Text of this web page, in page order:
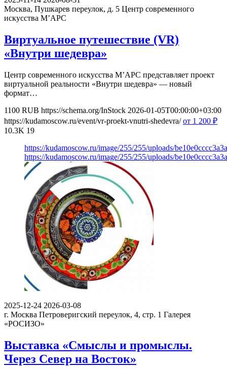
Москва, Пушкарев переулок, д. 5 Центр современного
искусства М’АРС
Виртуальное путешествие (VR)
«Внутри шедевра»
Центр современного искусства М’АРС представляет проект
виртуальной реальности «Внутри шедевра» — новый
формат…
1100 RUB https://schema.org/InStock 2026-01-05T00:00:00+03:00
https://kudamoscow.ru/event/vr-proekt-vnutri-shedevra/ от 1 200 ₽
10.3K 19
https://kudamoscow.ru/image/255/255/uploads/
https://kudamoscow.ru/image/255/255/uploads/
2025-12-24 2026-03-08
г. Москва Петроверигский переулок, 4, стр. 1 Галерея
«РОСИЗО»
Выставка «Смыслы и промыслы.
Через Север на Восток»